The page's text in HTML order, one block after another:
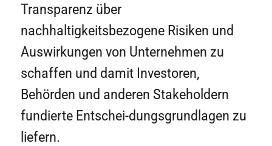
Transparenz über
nachhaltigkeitsbezogene Risiken und
Auswirkungen von Unternehmen zu
schaffen und damit Investoren,
Behörden und anderen Stakeholdern
fundierte Entschei-dungsgrundlagen zu
liefern.